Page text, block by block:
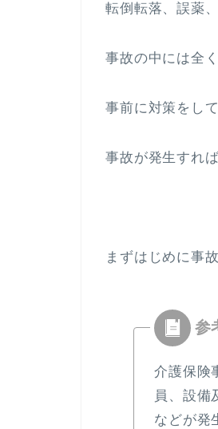
転倒転落、誤薬
事故の中には全
事前に対策をし
事故が発生すれ
まずはじめに事
介護保険
員、設備
などが発